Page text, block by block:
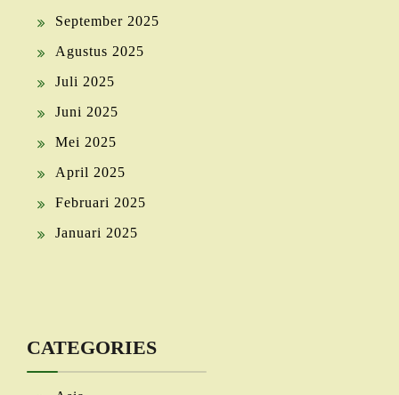
September 2025
Agustus 2025
Juli 2025
Juni 2025
Mei 2025
April 2025
Februari 2025
Januari 2025
CATEGORIES